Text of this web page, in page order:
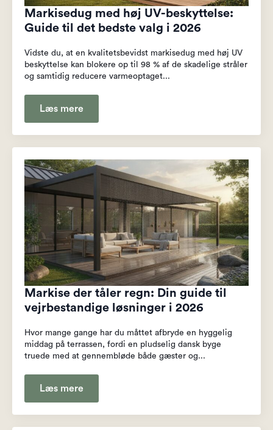
Markisedug med høj UV-beskyttelse:
Guide til det bedste valg i 2026
Vidste du, at en kvalitetsbevidst markisedug med høj UV
beskyttelse kan blokere op til 98 % af de skadelige stråler
og samtidig reducere varmeoptaget...
Læs mere
Markise der tåler regn: Din guide til
vejrbestandige løsninger i 2026
Hvor mange gange har du måttet afbryde en hyggelig
middag på terrassen, fordi en pludselig dansk byge
truede med at gennembløde både gæster og...
Læs mere